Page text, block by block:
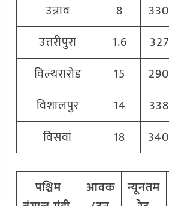
उन्नाव
8
उत्तरीपुरा
1.6
विल्थरारोड
15
विशालपुर
14
विसवां
18
पश्चिम
आवक
न्यूनतम